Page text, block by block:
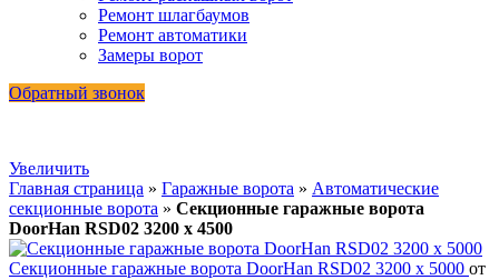
Ремонт шлагбаумов
Ремонт автоматики
Замеры ворот
Обратный звонок
Увеличить
Главная страница » Гаражные ворота » Автоматические
секционные ворота » Секционные гаражные ворота
DoorHan RSD02 3200 х 4500
Секционные гаражные ворота DoorHan RSD02 3200 х 5000 от